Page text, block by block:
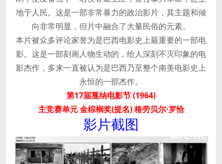
地于人民。这是一部非常暴力的政治影片，其主题和倾
向非常明显，但片中融合了大量民俗的元素。
本片被众多评论家誉为是巴西电影史上最重要的一部电
影。这是一部刻画人物生动的，给人深刻不灭印象的电
影杰作，多来一直被认为是巴西乃至整个南美电影史上
永恒的一部杰作。
第17届戛纳电影节 (1964)
主竞赛单元 金棕榈奖(提名) 格劳贝尔·罗恰
影片截图